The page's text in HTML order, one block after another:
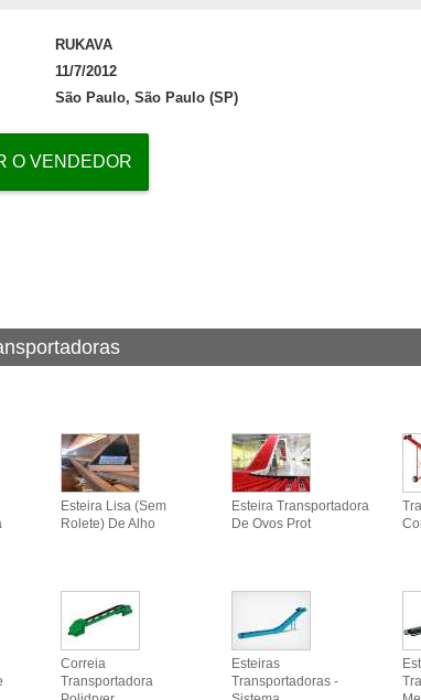
RUKAVA
11/7/2012
São Paulo, São Paulo (SP)
O VENDEDOR
Esteira Lisa (sem
Rolete) De Alho
Esteira Transportadora
De Ovos Prot
Correia
Transportadora
Esteiras
Transportadoras -